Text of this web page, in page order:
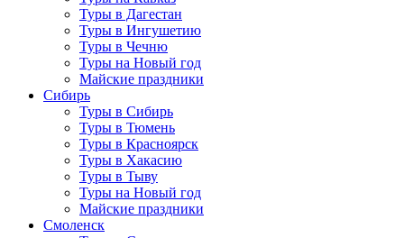
Туры в Дагестан
Туры в Ингушетию
Туры в Чечню
Туры на Новый год
Майские праздники
Сибирь
Туры в Сибирь
Туры в Тюмень
Туры в Красноярск
Туры в Хакасию
Туры в Тыву
Туры на Новый год
Майские праздники
Смоленск